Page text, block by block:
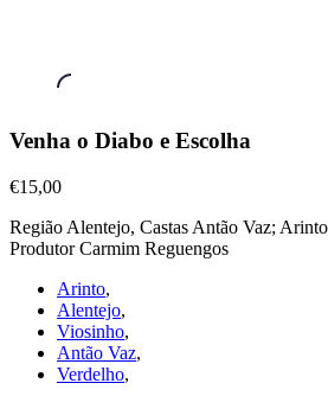
Vinhos
Brancos
Venha
Diabo
e
€15,00
Venha o Diabo e Escolha
€15,00
Região Alentejo, Castas Antão Vaz;
Produtor Carmim Reguengos
Arinto,
Alentejo,
Viosinho,
Antão Vaz,
Verdelho,